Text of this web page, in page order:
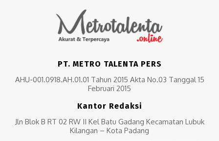
PT. METRO TALENTA PERS
AHU-001.0918.AH.01.01 Tahun 2015 Akta No.03 Tanggal 15
Februari 2015
Kantor Redaksi
Jln Blok B RT 02 RW II Kel Batu Gadang Kecamatan Lubuk
Kilangan – Kota Padang